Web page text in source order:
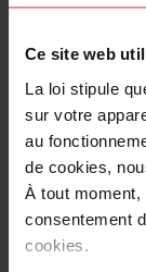
Ce site web
La loi stipule
sur votre
au
de cookies,
À tout
consentement
cookies.
avec
Le Petit
peau en
neutre pour
délicate à
nous
notre exquise
vertus
recyclable.